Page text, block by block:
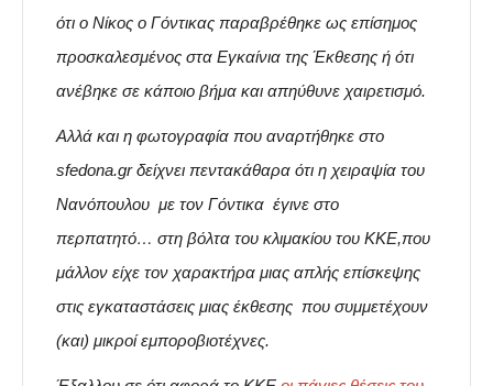
ότι ο Νίκος ο Γόντικας παραβρέθηκε ως επίσημος
προσκαλεσμένος στα Εγκαίνια της Έκθεσης ή ότι
ανέβηκε σε κάποιο βήμα και απηύθυνε χαιρετισμό.
Αλλά και η φωτογραφία που αναρτήθηκε στο
sfedona.gr δείχνει πεντακάθαρα ότι η χειραψία του
Νανόπουλου με τον Γόντικα έγινε στο
περπατητό… στη βόλτα του κλιμακίου του ΚΚΕ,που
μάλλον είχε τον χαρακτήρα μιας απλής επίσκεψης
στις εγκαταστάσεις μιας έκθεσης που συμμετέχουν
(και) μικροί εμποροβιοτέχνες.